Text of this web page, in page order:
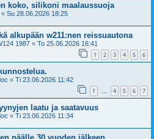
koko, silikoni maalaussuoja
« Su 28.06.2026 18:25
alkupään w211:nen reissuautona
1987 « To 25.06.2026 16:41
1 2 3 4 5 6
« Ti 23.06.2026 11:42
1 … 4 5 6 7
laatu ja saatavuus
« Ti 23.06.2026 11:34